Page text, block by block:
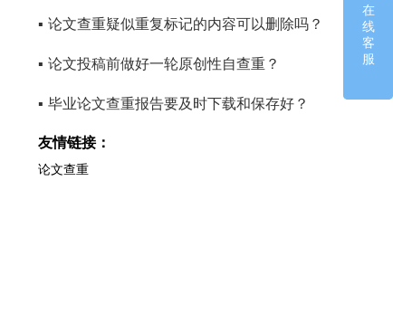
在
线
客
服
▪ 论文查重疑似重复标记的内容可以删除吗？
▪ 论文投稿前做好一轮原创性自查重？
▪ 毕业论文查重报告要及时下载和保存好？
友情链接：
论文查重
在
线
客
服